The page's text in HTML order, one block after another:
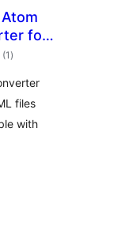
for
(1 celkové
hodnocení
)
files
with